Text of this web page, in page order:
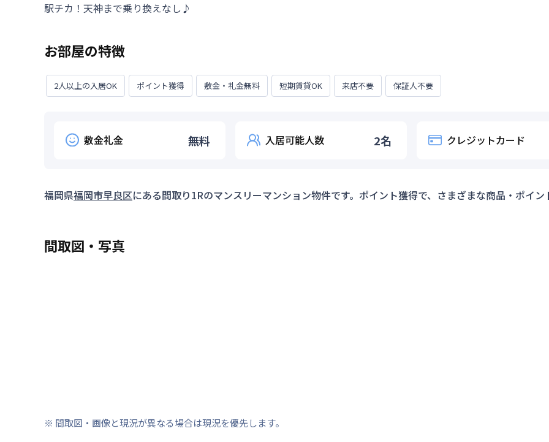
駅チカ！天神まで乗り換えなし♪
お部屋の特徴
2人以上の入居OK ポイント獲得 敷金・礼金無料 短期賃貸OK 来店不要 保証人不要
敷金礼金 無料 入居可能人数 2名 クレジットカード
福岡県福岡市早良区にある間取り1Rのマンスリーマンション物件です。ポイント獲得で、さまざまな商品・ポイ
間取図・写真
※ 間取図・画像と現況が異なる場合は現況を優先します。